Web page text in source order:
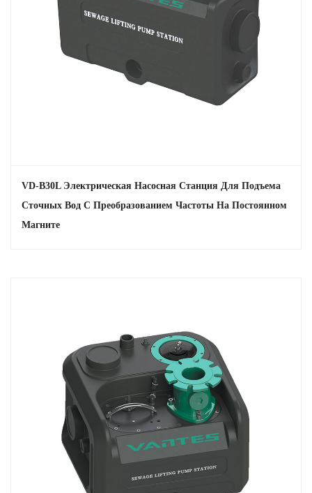
VD-B30L Электрическая Насосная Станция Для Подъема
Сточных Вод С Преобразованием Частоты На Постоянном
Магните